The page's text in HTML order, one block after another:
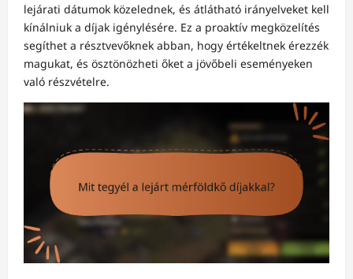
lejárati dátumok közelednek, és átlátható irányelveket kell
kínálniuk a díjak igénylésére. Ez a proaktív megközelítés
segíthet a résztvevőknek abban, hogy értékeltnek érezzék
magukat, és ösztönözheti őket a jövőbeli eseményeken
való részvételre.